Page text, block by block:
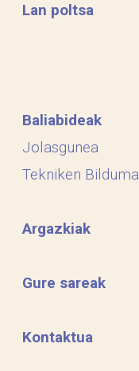
Lan poltsa
Baliabideak
Jolasgunea
Tekniken Bilduma
Argazkiak
Gure sareak
Kontaktua